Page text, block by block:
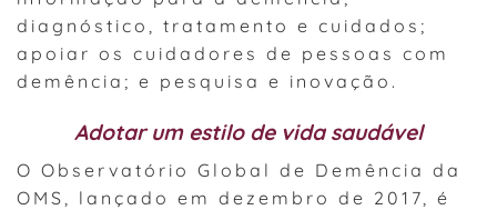
diagnóstico, tratamento e cuidados;
apoiar os cuidadores de pessoas com
demência; e pesquisa e inovação.
Adotar um estilo de vida saudável
O Observatório Global de Demência da
OMS, lançado em dezembro de 2017, é